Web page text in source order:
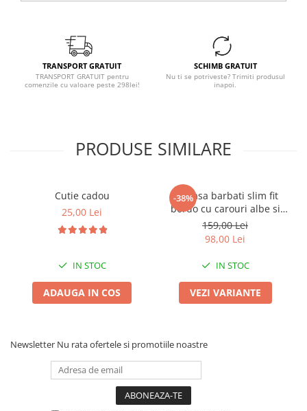
TRANSPORT GRATUIT
TRANSPORT GRATUIT pentru
comenzile cu valoare peste 298lei!
SCHIMB GRATUIT
Nu ti se potriveste? Trimiti produsul
inapoi.
PRODUSE SIMILARE
Cutie cadou
25,00 Lei
IN STOC
ADAUGA IN COS
-38%
Camasa barbati slim fit
bordo cu carouri albe si
bleumarin
159,00 Lei
98,00 Lei
IN STOC
VEZI VARIANTE
Newsletter Nu rata ofertele si promotiile noastre